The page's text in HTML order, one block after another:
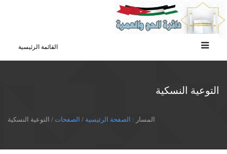
القائمة الرئيسية
التوعية النسكية
المسار : الصفحة الرئيسية / الصفحات / التوعية النسكية